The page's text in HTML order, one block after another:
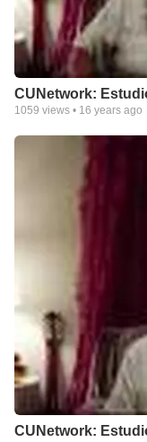
CUNetwork:
1059 views • 16 years ago
CUNetwork: